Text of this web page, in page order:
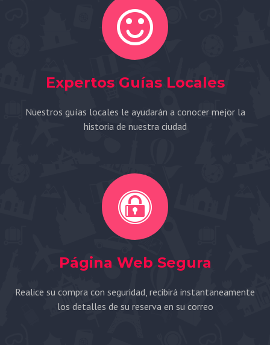
Expertos Guías Locales
Nuestros guías locales le ayudarán a conocer mejor la
historia de nuestra ciudad
Página Web Segura
Realice su compra con seguridad, recibirá instantaneamente
los detalles de su reserva en su correo